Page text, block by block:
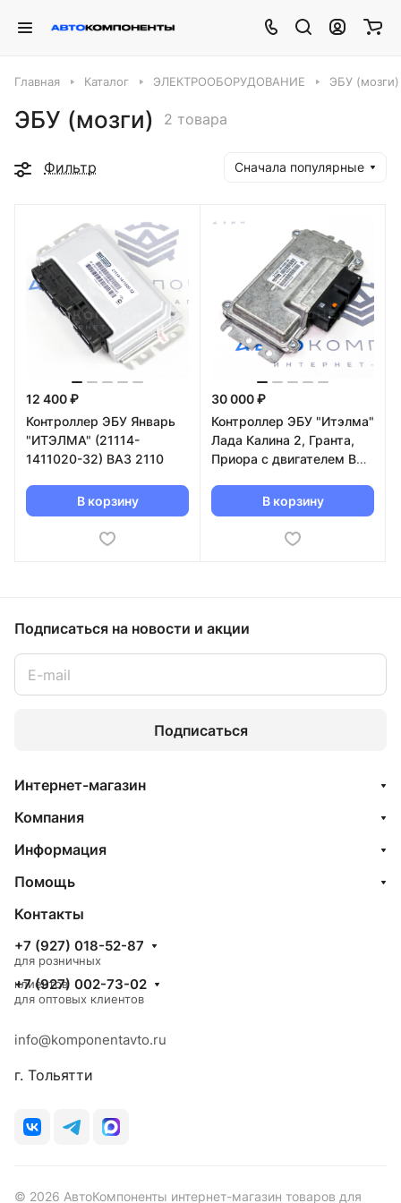
Главная Каталог ЭЛЕКТРООБОРУДОВАНИЕ ЭБУ (мозги)
ЭБУ (мозги) 2 товара
Фильтр Сначала популярные
12 400 ₽
Контроллер ЭБУ Январь
"ИТЭЛМА" (21114-
1411020-32) ВАЗ 2110
В корзину
30 000 ₽
Контроллер ЭБУ "Итэлма"
Лада Калина 2, Гранта,
Приора с двигателем ВАЗ
1411020-39)В корзину
Подписаться на новости и акции
Подписаться
Интернет-магазин
Компания
Информация
Помощь
Контакты
+7 (927) 018-52-87
для розничных
клиентов
+7 (927) 002-73-02
для оптовых клиентов
info@komponentavto.ru
г. Тольятти
© 2026 АвтоКомпоненты интернет-магазин товаров для